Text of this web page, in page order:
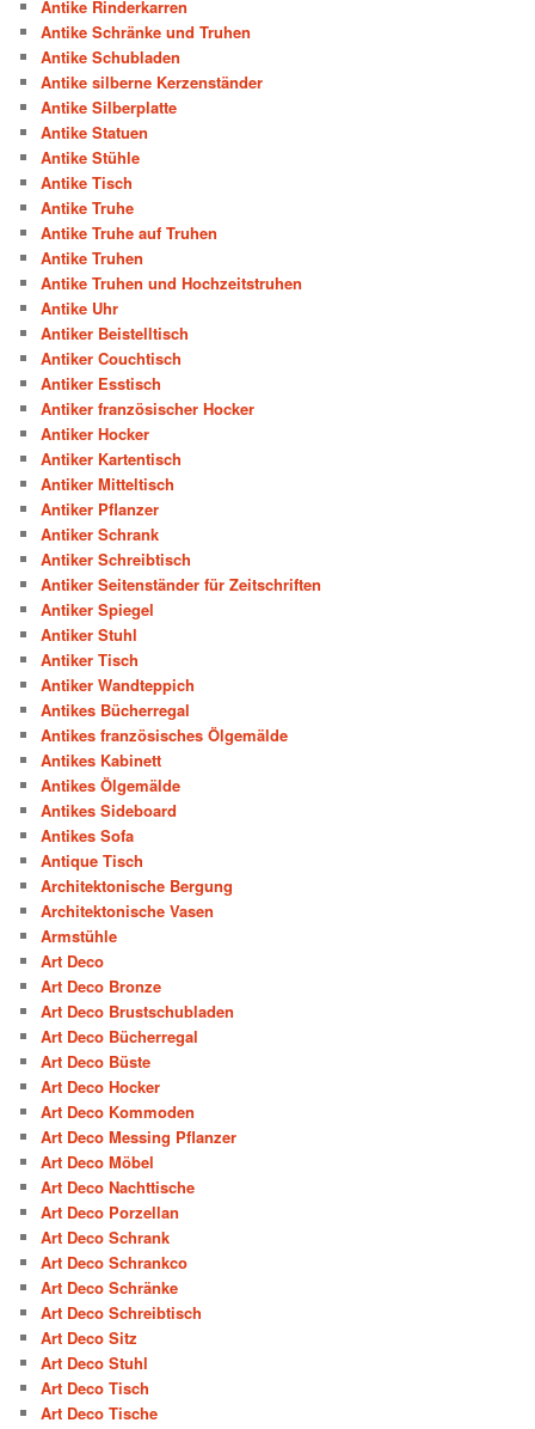
Antike Rinderkarren
Antike Schränke und Truhen
Antike Schubladen
Antike silberne Kerzenständer
Antike Silberplatte
Antike Statuen
Antike Stühle
Antike Tisch
Antike Truhe
Antike Truhe auf Truhen
Antike Truhen
Antike Truhen und Hochzeitstruhen
Antike Uhr
Antiker Beistelltisch
Antiker Couchtisch
Antiker Esstisch
Antiker französischer Hocker
Antiker Hocker
Antiker Kartentisch
Antiker Mitteltisch
Antiker Pflanzer
Antiker Schrank
Antiker Schreibtisch
Antiker Seitenständer für Zeitschriften
Antiker Spiegel
Antiker Stuhl
Antiker Tisch
Antiker Wandteppich
Antikes Bücherregal
Antikes französisches Ölgemälde
Antikes Kabinett
Antikes Ölgemälde
Antikes Sideboard
Antikes Sofa
Antique Tisch
Architektonische Bergung
Architektonische Vasen
Armstühle
Art Deco
Art Deco Bronze
Art Deco Brustschubladen
Art Deco Bücherregal
Art Deco Büste
Art Deco Hocker
Art Deco Kommoden
Art Deco Messing Pflanzer
Art Deco Möbel
Art Deco Nachttische
Art Deco Porzellan
Art Deco Schrank
Art Deco Schrankco
Art Deco Schränke
Art Deco Schreibtisch
Art Deco Sitz
Art Deco Stuhl
Art Deco Tisch
Art Deco Tische